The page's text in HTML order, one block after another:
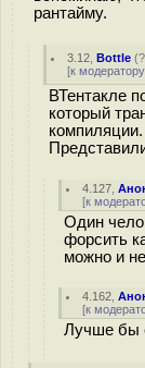
рантайму.
3.12 ,Bottle (?
[к модератору
ВТентакле
который
компиляции.
4.127 ,
[к
Один
форсить
можно и
4.162 ,
[к
Лучше бы